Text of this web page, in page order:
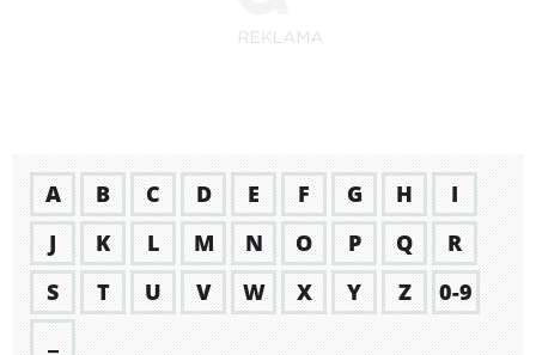
A B C D E F G H
I
J
K L M N O P Q
R
S
T U V W X Y Z
0-9